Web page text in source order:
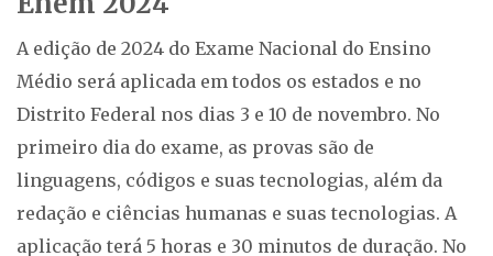
A edição de 2024 do Exame Nacional do Ensino
Médio será aplicada em todos os estados e no
Distrito Federal nos dias 3 e 10 de novembro. No
primeiro dia do exame, as provas são de
linguagens, códigos e suas tecnologias, além da
redação e ciências humanas e suas tecnologias. A
aplicação terá 5 horas e 30 minutos de duração. No